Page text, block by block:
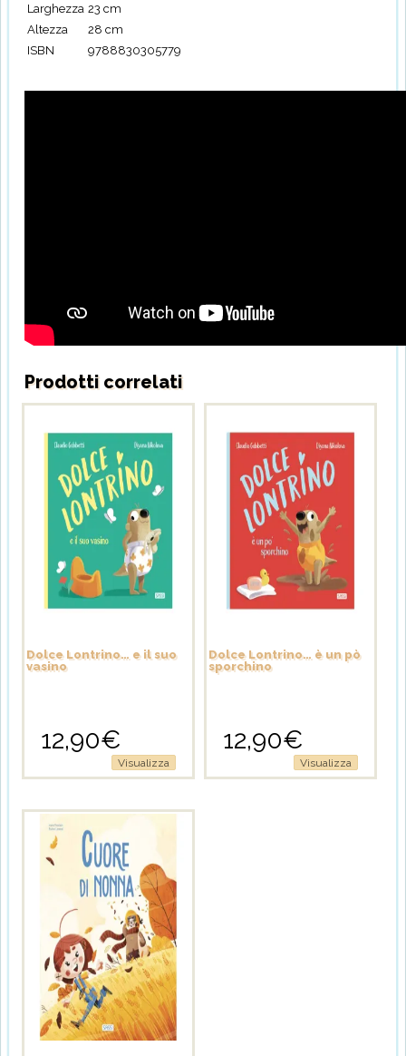
Larghezza 23 cm
Altezza
28 cm
ISBN
9788830305779
Prodotti correlati
Dolce Lontrino… e il suo
vasino
12,90€
Visualizza
Dolce Lontrino… è un pò
sporchino
12,90€
Visualizza